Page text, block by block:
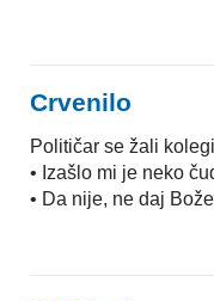
Crvenilo
Političar se žali
• Izašlo mi je neko
• Da nije, ne daj